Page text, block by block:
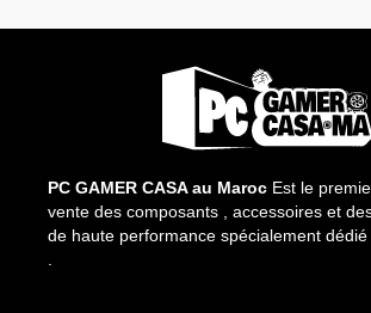
PC GAMER CASA au Maroc Est le
vente des composants , accessoires et
de haute performance spécialement